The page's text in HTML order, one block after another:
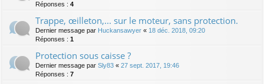
Réponses : 4
Trappe, œilleton,... sur le moteur, sans protection.
Dernier message par Huckansawyer « 18 déc. 2018, 09:20
Réponses : 1
Protection sous caisse ?
Dernier message par Sly83 « 27 sept. 2017, 19:46
Réponses : 7